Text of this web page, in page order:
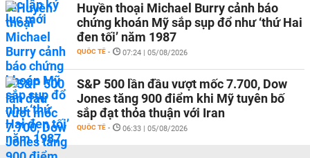
Huyền thoại Michael Burry cảnh báo
chứng khoán Mỹ sắp sụp đổ như ‘thứ Hai
đen tối’ năm 1987
QUỐC TẾ - 07:24 | 05/08/2026
S&P 500 lần đầu vượt mốc 7.700, Dow
Jones tăng 900 điểm khi Mỹ tuyên bố
sắp đạt thỏa thuận với Iran
QUỐC TẾ - 06:33 | 05/08/2026